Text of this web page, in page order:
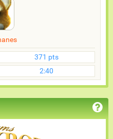
371 pts
2:40